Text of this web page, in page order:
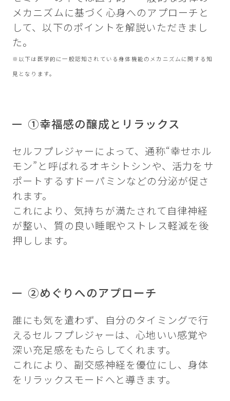
メカニズムに基づく心身へのアプローチと
して、以下のポイントを解説いただきまし
た。
※以下は医学的に一般認知されている身体機能のメカニズムに関する知
見となります。
①幸福感の醸成とリラックス
セルフプレジャーによって、通称“幸せホル
モン”と呼ばれるオキシトシンや、活力をサ
ポートするすドーパミンなどの分泌が促さ
れます。
これにより、気持ちが満たされて自律神経
が整い、質の良い睡眠やストレス軽減を後
押しします。
②めぐりへのアプローチ
誰にも気を遣わず、自分のタイミングで行
えるセルフプレジャーは、心地いい感覚や
深い充足感をもたらしてくれます。
これにより、副交感神経を優位にし、身体
をリラックスモードへと導きます。